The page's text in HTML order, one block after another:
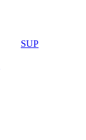
SUP